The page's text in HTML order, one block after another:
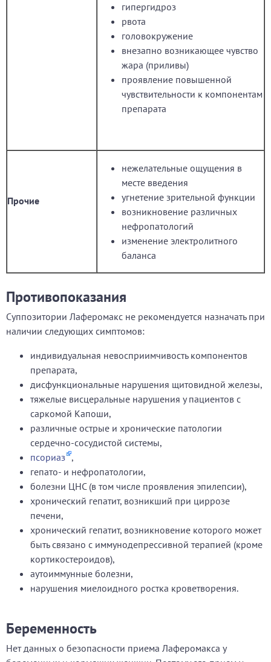
гипергидроз
рвота
головокружение
внезапно возникающее чувство
жара (приливы)
проявление повышенной
чувствительности к компонентам
препарата
Прочие
нежелательные ощущения в
месте введения
угнетение зрительной функции
возникновение различных
нефропатологий
изменение электролитного
баланса
Противопоказания
Суппозитории Лаферомакс не рекомендуется назначать при
наличии следующих симптомов:
индивидуальная невосприимчивость компонентов
препарата,
дисфункциональные нарушения щитовидной железы,
тяжелые висцеральные нарушения у пациентов с
саркомой Капоши,
различные острые и хронические патологии
сердечно-сосудистой системы,
псориаз ,
гепато- и нефропатологии,
болезни ЦНС (в том числе проявления эпилепсии),
хронический гепатит, возникший при циррозе
печени,
хронический гепатит, возникновение которого может
быть связано с иммунодепрессивной терапией (кроме
кортикостероидов),
аутоиммунные болезни,
нарушения миелоидного ростка кроветворения.
Беременность
Нет данных о безопасности приема Лаферомакса у